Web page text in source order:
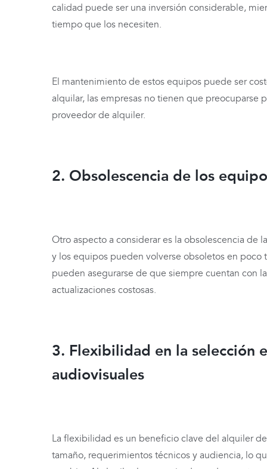
calidad puede ser una inversión considerable,
tiempo que los necesiten.
El mantenimiento de estos equipos puede ser
alquilar, las empresas no tienen que
proveedor de alquiler.
2. Obsolescencia de los
Otro aspecto a considerar es la obsolescencia de
y los equipos pueden volverse obsoletos en
pueden asegurarse de que siempre cuentan con
actualizaciones costosas.
3. Flexibilidad en la selección
audiovisuales
La flexibilidad es un beneficio clave del alquiler
tamaño, requerimientos técnicos y audiencia, lo